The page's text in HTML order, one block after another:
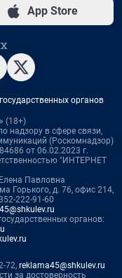
App Store
органов
(18+)
надзору в сфере связи,
(Роскомнадзор)
от 06.02.2023 г.
"ИНТЕРНЕТ
Павловна
Горького, д. 76, офис 214,
222-91-60
45@shkulev.ru
органов:
72, reklama45@shkulev.ru
за достоверность